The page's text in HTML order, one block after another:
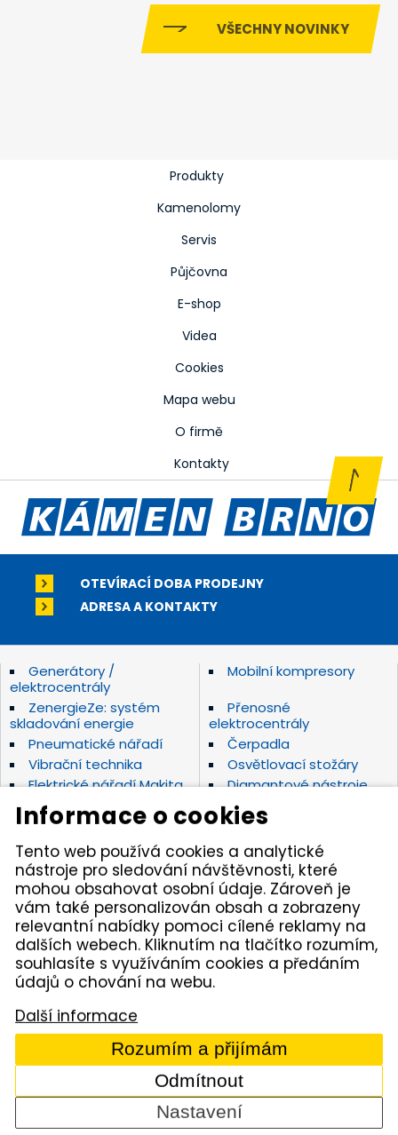
VŠECHNY NOVINKY
Produkty
Kamenolomy
Servis
Půjčovna
E-shop
Videa
Cookies
Mapa webu
O firmě
Kontakty
OTEVÍRACÍ DOBA PRODEJNY
ADRESA A KONTAKTY
Generátory /
elektrocentrály
Mobilní kompresory
ZenergieZe: systém
skladování energie
Přenosné
elektrocentrály
Pneumatické nářadí
Čerpadla
Vibrační technika
Osvětlovací stožáry
Elektrické nářadí Makita
Diamantové nástroje
Hydraulické nářadí
Motorová kladiva
Závěsná hydraulická
kladiva
Zahradní technika
Akumulátorové stroje
Značky
Kámen Brno, spol. s r.o. – spolehlivý partner pro
opravdové řemeslníky. Zajišťujeme autorizovaný servis
pracovních strojů i nářadí, a provozujeme půjčovnu
nářadí v Tišnově. Specializujeme se na prodej nářadí
značek Permon, Atlas Copco, Husqvarna, Makita, NTC,
a zahradní techniky Dolmar aj. Dodáváme kamenivo
z našich vlastních lomů.
© 2005 - 2026 Kámen Brno, spol. s r. o. - Všechna práva
vyhrazena
Comerto
Informace o cookies
Tento web používá cookies a analytické
nástroje pro sledování návštěvnosti, které
mohou obsahovat osobní údaje. Zároveň je
vám také personalizován obsah a zobrazeny
relevantní nabídky pomoci cílené reklamy na
dalších webech. Kliknutím na tlačítko rozumím,
souhlasíte s využíváním cookies a předáním
údajů o chování na webu.
Další informace
Rozumím a přijímám
Odmítnout
Nastavení